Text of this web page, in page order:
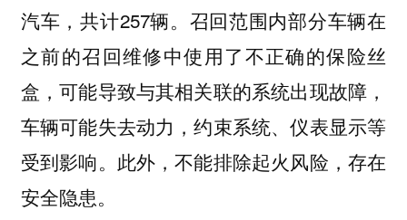
汽车，共计257辆。 召回范围内部分车辆在
之前的召回维修中使用了不正确的保险丝
盒，可能导致与其相关联的系统出现故障，
车辆可能失去动力，约束系统、仪表显示等
受到影响。此外，不能排除起火风险，存在
安全隐患。